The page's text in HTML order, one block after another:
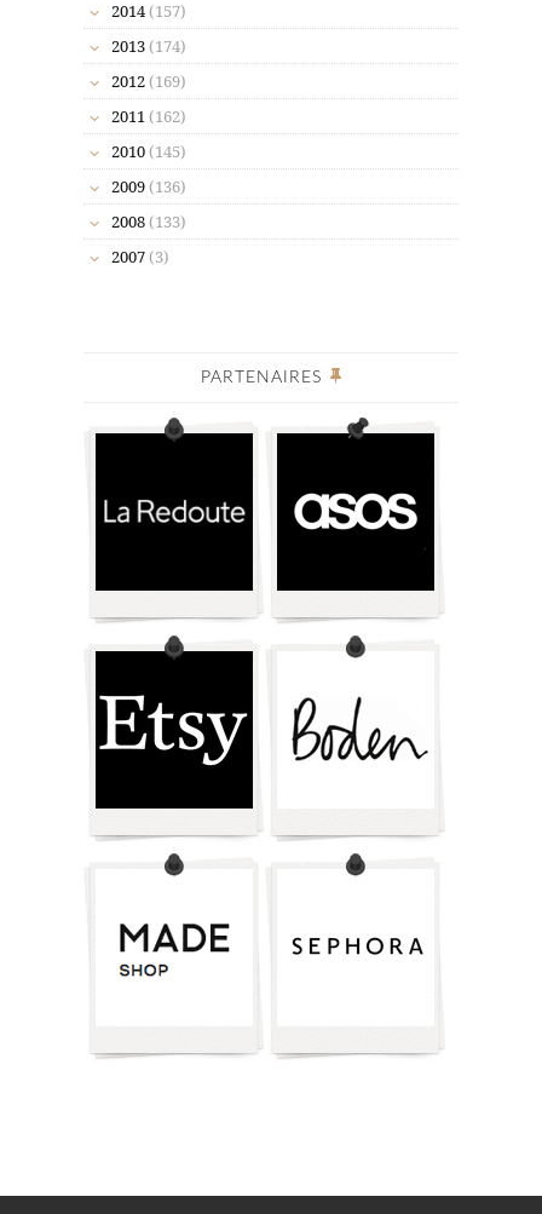
2014 (157)
2013 (174)
2012 (169)
2011 (162)
2010 (145)
2009 (136)
2008 (133)
2007 (3)
PARTENAIRES